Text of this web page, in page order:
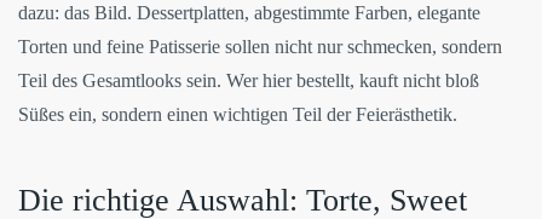
dazu: das Bild. Dessertplatten, abgestimmte Farben, elegante
Torten und feine Patisserie sollen nicht nur schmecken, sondern
Teil des Gesamtlooks sein. Wer hier bestellt, kauft nicht bloß
Süßes ein, sondern einen wichtigen Teil der Feierästhetik.
Die richtige Auswahl: Torte, Sweet